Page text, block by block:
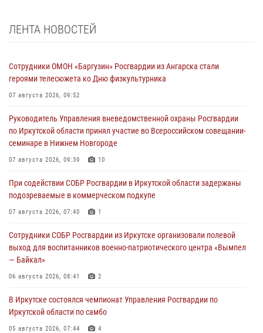
ЛЕНТА НОВОСТЕЙ
Сотрудники ОМОН «Баргузин» Росгвардии из Ангарска стали
героями телесюжета ко Дню физкультурника
07 августа 2026, 09:52
Руководитель Управления вневедомственной охраны Росгвардии
по Иркутской области принял участие во Всероссийском совещании-
семинаре в Нижнем Новгороде
07 августа 2026, 09:39 10
При содействии СОБР Росгвардии в Иркутской области задержаны
подозреваемые в коммерческом подкупе
07 августа 2026, 07:40 1
Сотрудники СОБР Росгвардии из Иркутске организовали полевой
выход для воспитанников военно-патриотического центра «Вымпел
— Байкал»
06 августа 2026, 08:41 2
В Иркутске состоялся чемпионат Управления Росгвардии по
Иркутской области по самбо
05 августа 2026, 07:44 4